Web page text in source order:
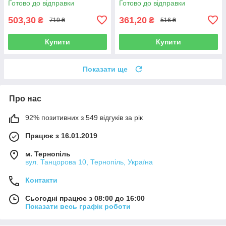
Готово до відправки
503,30 ₴ 719 ₴
Купити
Готово до відправки
361,20 ₴ 516 ₴
Купити
Показати ще
Про нас
92% позитивних з 549 відгуків за рік
Працює з 16.01.2019
м. Тернопіль
вул. Танцорова 10, Тернопіль, Україна
Контакти
Сьогодні працює з 08:00 до 16:00
Показати весь графік роботи